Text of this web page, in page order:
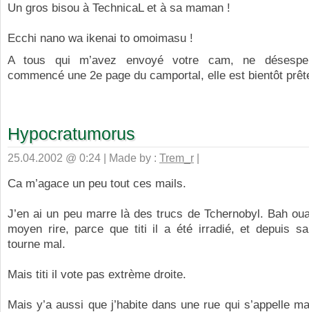
Un gros bisou à TechnicaL et à sa maman !
Ecchi nano wa ikenai to omoimasu !
A tous qui m’avez envoyé votre cam, ne
commencé une 2e page du camportal, elle est bientôt
Hypocratumorus
25.04.2002 @ 0:24 | Made by : Trem_r |
Ca m’agace un peu tout ces mails.
J’en ai un peu marre là des trucs de Tchernobyl. Bah
moyen rire, parce que titi il a été irradié, et depuis
tourne mal.
Mais titi il vote pas extrème droite.
Mais y’a aussi que j’habite dans une rue qui s’appelle